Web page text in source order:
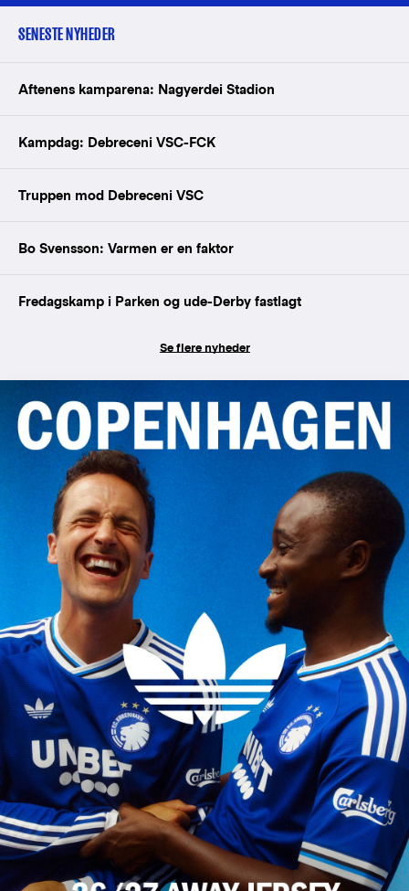
SENESTE NYHEDER
Aftenens kamparena: Nagyerdei Stadion
Kampdag: Debreceni VSC-FCK
Truppen mod Debreceni VSC
Bo Svensson: Varmen er en faktor
Fredagskamp i Parken og ude-Derby fastlagt
Se flere nyheder